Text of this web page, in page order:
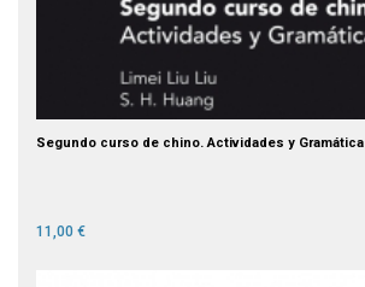
Segundo curso de chino. Actividades y Gramática
11,00 €